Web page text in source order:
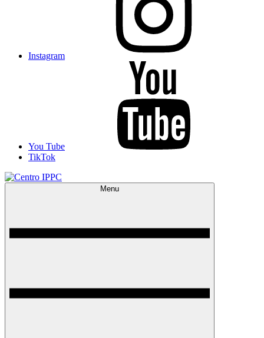
Instagram
You Tube
TikTok
Menu